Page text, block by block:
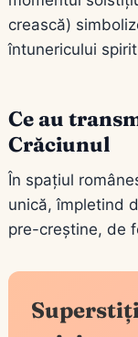
crească)
întunericului
Ce au
Crăciunul
În spațiul
unică, împletind
pre-creștine, de